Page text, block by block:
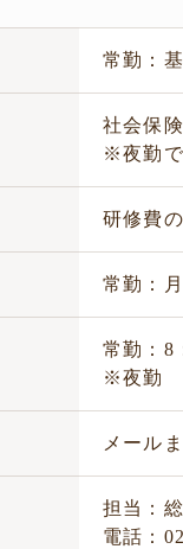
常勤：
社会保
※夜勤で
研修費
常勤：
常勤：8
※夜勤
メール
担当：
電話：